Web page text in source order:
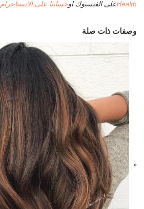
Healthعلى الفيسبوك اوحسابنا على الانستاجرام
وصفات ذات صلة